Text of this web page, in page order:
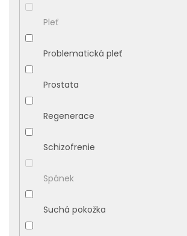
Pleť
Problematická pleť
Prostata
Regenerace
Schizofrenie
Spánek
Suchá pokožka